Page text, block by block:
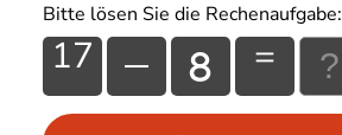
Bitte lösen Sie die Rechenaufgabe:
17 =